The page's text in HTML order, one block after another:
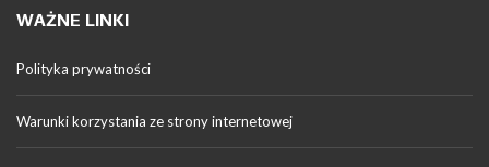
WAŻNE LINKI
Polityka prywatności
Warunki korzystania ze strony internetowej